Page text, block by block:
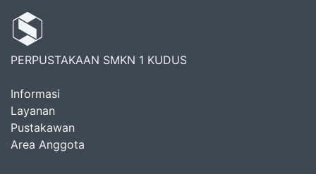
PERPUSTAKAAN SMKN 1 KUDUS
Informasi
Layanan
Pustakawan
Area Anggota